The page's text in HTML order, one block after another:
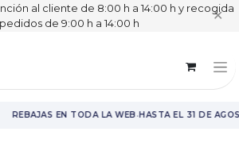
al cliente de 8:00 h a 14:00 h y recogida
de 9:00 h a 14:00 h
✕
REBAJAS EN TODA LA WEB·HASTA EL 31 DE